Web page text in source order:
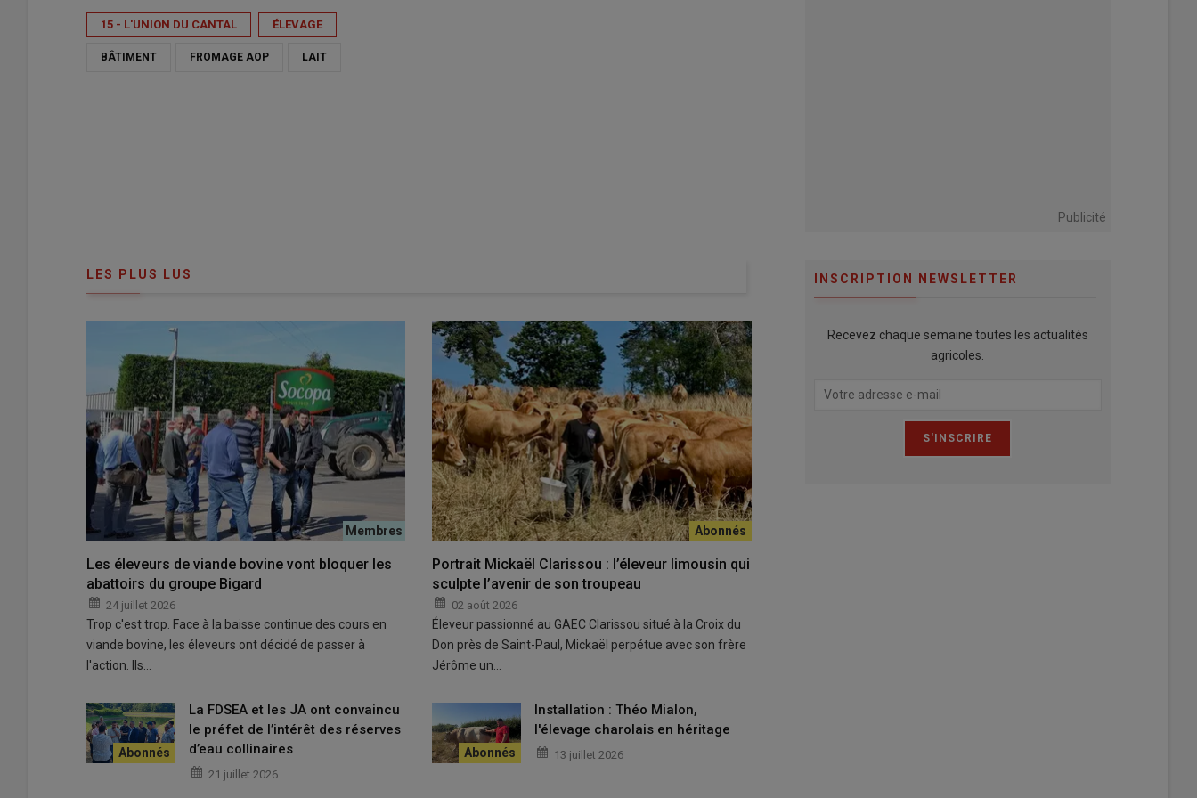
Anthony Loubeyre et son père Patrick dans le magasin de la fromagerie.
© b.parret
Valoriser son installation
En 2013, Anthony Loubeyre
rejoignait ses parents Patrick et Mireille comme associé sur la ferme familiale. Plutôt que
de tendre vers l’agrandissement, pas forcément très simple dans la haute vallée de
Puy Mary, son choix d’installation fut de valoriser le lait. L’exploitation de la famille Loubeyre compte actuellement 50
vaches de races
prim’holstein et montbéliarde , avec une production lait par vache dans la moyenne, et 25
salers
allaitantes en race pure. Après plusieurs stages pour approfondir ses connaissances et les techniques pour la
Ne pas se lancer sur un coup de tête
“Il faut être convaincu au moment de lancer son projet car cela demande un gros investissement humain avec une
15 - L'UNION DU CANTAL ÉLEVAGE
BÂTIMENT FROMAGE AOP LAIT
Publicité
LES PLUS LUS
Les éleveurs de viande bovine vont bloquer les
abattoirs du groupe Bigard
24 juillet 2026
Trop c'est trop. Face à la baisse continue des cours en
viande bovine, les éleveurs ont décidé de passer à
l'action. Ils…
Portrait Mickaël Clarissou : l’éleveur limousin qui
sculpte l’avenir de son troupeau
02 août 2026
Éleveur passionné au GAEC Clarissou situé à la Croix du
Don près de Saint-Paul, Mickaël perpétue avec son frère
Jérôme un…
La FDSEA et les JA ont convaincu
le préfet de l’intérêt des réserves
d’eau collinaires
21 juillet 2026
Installation : Théo Mialon,
l'élevage charolais en héritage
13 juillet 2026
INSCRIPTION NEWSLETTER
Recevez chaque semaine toutes les actualités
agricoles.